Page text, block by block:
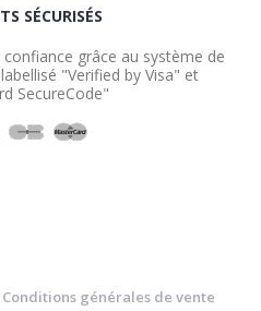
SÉCURISÉS
grâce au système de
"Verified by Visa" et
SecureCode"
Conditions générales de vente